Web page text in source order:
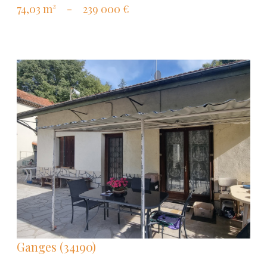
74,03 m²
- 239 000 €
VOIR LE BIEN
Ganges (34190)